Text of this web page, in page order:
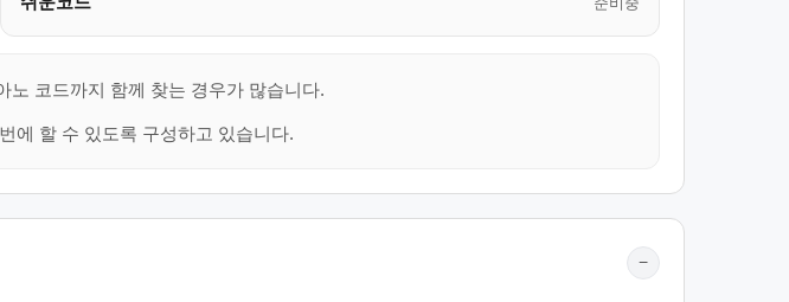
노 코드까지 함께 찾는 경우가 많습니다.
에 할 수 있도록 구성하고 있습니다.
−